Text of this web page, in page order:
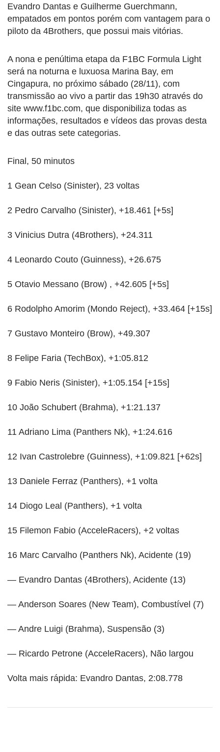
Evandro Dantas e Guilherme Guerchmann,
empatados em pontos porém com vantagem para o
piloto da 4Brothers, que possui mais vitórias.
A nona e penúltima etapa da F1BC Formula Light
será na noturna e luxuosa Marina Bay, em
Cingapura, no próximo sábado (28/11), com
transmissão ao vivo a partir das 19h30 através do
site www.f1bc.com, que disponibiliza todas as
informações, resultados e vídeos das provas desta
e das outras sete categorias.
Final, 50 minutos
1 Gean Celso (Sinister), 23 voltas
2 Pedro Carvalho (Sinister), +18.461 [+5s]
3 Vinicius Dutra (4Brothers), +24.311
4 Leonardo Couto (Guinness), +26.675
5 Otavio Messano (Brow) , +42.605 [+5s]
6 Rodolpho Amorim (Mondo Reject), +33.464 [+15s]
7 Gustavo Monteiro (Brow), +49.307
8 Felipe Faria (TechBox), +1:05.812
9 Fabio Neris (Sinister), +1:05.154 [+15s]
10 João Schubert (Brahma), +1:21.137
11 Adriano Lima (Panthers Nk), +1:24.616
12 Ivan Castrolebre (Guinness), +1:09.821 [+62s]
13 Daniele Ferraz (Panthers), +1 volta
14 Diogo Leal (Panthers), +1 volta
15 Filemon Fabio (AcceleRacers), +2 voltas
16 Marc Carvalho (Panthers Nk), Acidente (19)
— Evandro Dantas (4Brothers), Acidente (13)
— Anderson Soares (New Team), Combustível (7)
— Andre Luigi (Brahma), Suspensão (3)
— Ricardo Petrone (AcceleRacers), Não largou
Volta mais rápida: Evandro Dantas, 2:08.778